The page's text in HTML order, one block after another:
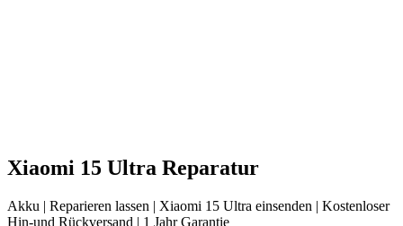
Xiaomi 15 Ultra Reparatur
Akku | Reparieren lassen | Xiaomi 15 Ultra einsenden | Kostenloser
Hin-und Rückversand | 1 Jahr Garantie